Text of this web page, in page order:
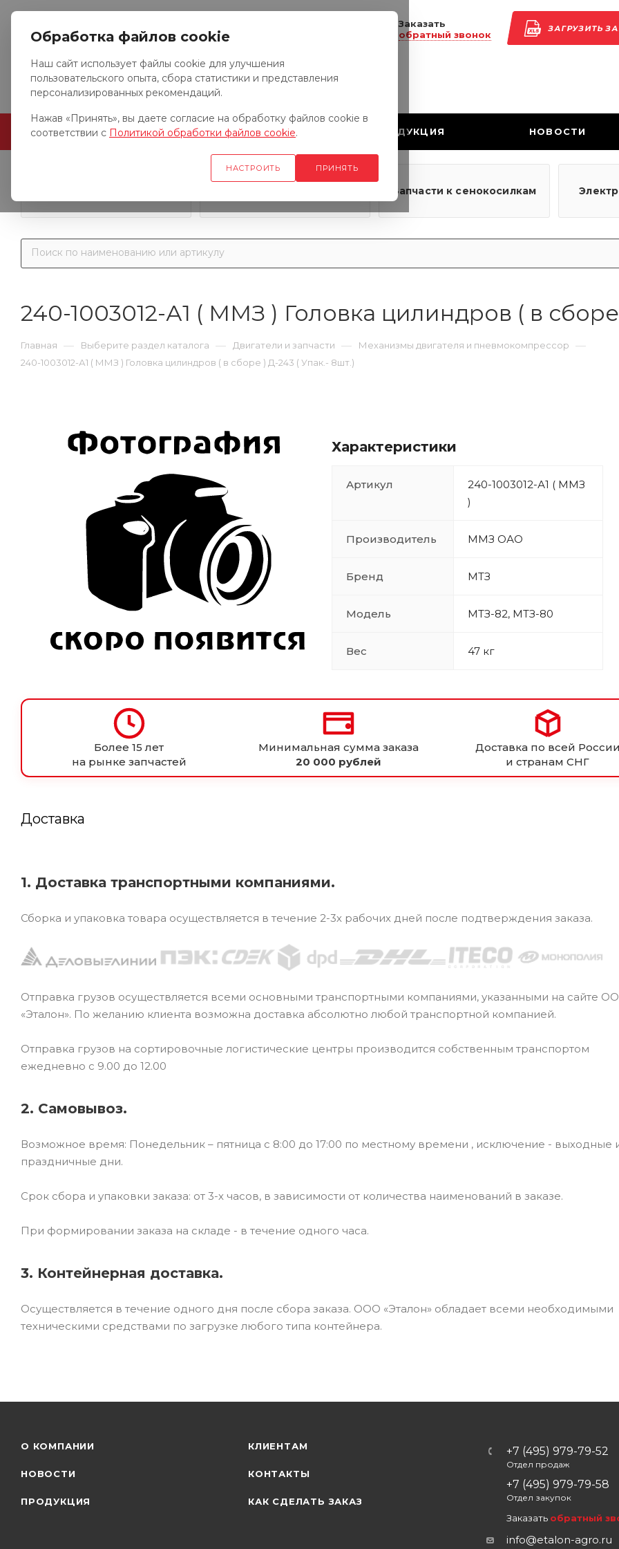
ЗАГРУЗИТЬ
Заказать
обратный звонок
ГЛАВНАЯ О КОМПАНИИ ПРОДУКЦИЯ НОВОСТИ
Запчасти к грузовым
Запчасти к сенокосилкам
240-1003012-А1 ( ММЗ ) Головка цилиндров ( в
Главная — Выберите раздел каталога — Двигатели и запчасти — Механизмы двигателя и пневмокомпрессор —
240-1003012-А1 ( ММЗ ) Головка цилиндров ( в сборе ) Д-243 ( Упак.- 8шт.)
Характеристики
Артикул
240-1003012-А1 ( ММЗ
)
Производитель ММЗ ОАО
Бренд МТЗ
Модель МТЗ-82, МТЗ-80
Вес 47 кг
Более 15 лет
на рынке запчастей
Минимальная сумма заказа
20 000 рублей
Доставка по всей
и странам СНГ
Доставка
1. Доставка транспортными компаниями.
Сборка и упаковка товара осуществляется в течение 2-3х рабочих дней после подтверждения заказа.
Отправка грузов осуществляется всеми основными транспортными компаниями, указанными на сайте
«Эталон». По желанию клиента возможна доставка абсолютно любой транспортной компанией.
Отправка грузов на сортировочные логистические центры производится собственным транспортом
ежедневно с 9.00 до 12.00
2. Самовывоз.
Возможное время: Понедельник – пятница с 8:00 до 17:00 по местному времени , исключение - выходные
праздничные дни.
Срок сбора и упаковки заказа: от 3-х часов, в зависимости от количества наименований в заказе.
При формировании заказа на складе - в течение одного часа.
3. Контейнерная доставка.
Осуществляется в течение одного дня после сбора заказа. ООО «Эталон» обладает всеми необходимыми
техническими средствами по загрузке любого типа контейнера.
О КОМПАНИИ
НОВОСТИ
ПРОДУКЦИЯ
КЛИЕНТАМ
КОНТАКТЫ
КАК СДЕЛАТЬ ЗАКАЗ
+7 (495) 979-79-52
Отдел продаж
+7 (495) 979-79-58
Отдел закупок
Заказать обратный
info@etalon-agro.ru
Обработка файлов cookie
Наш сайт использует файлы cookie для улучшения
пользовательского опыта, сбора статистики и представления
персонализированных рекомендаций.
Нажав «Принять», вы даете согласие на обработку файлов cookie в
соответствии с Политикой обработки файлов cookie.
НАСТРОИТЬ ПРИНЯТЬ